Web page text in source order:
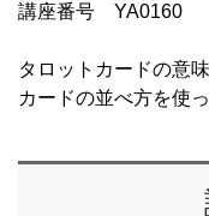
講座番号 YA0160
タロットカードの意
カードの並べ方を使